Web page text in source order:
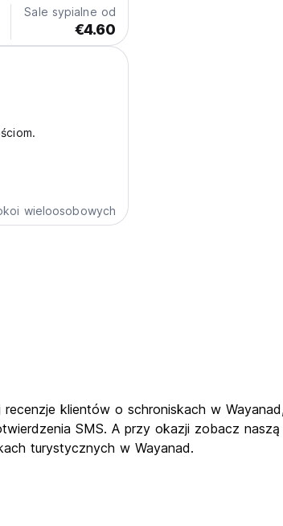
Sale sypialne od
€4.60
wieloosobowych
klientów o schroniskach w
SMS. A przy okazji zobacz
turystycznych w Wayanad.